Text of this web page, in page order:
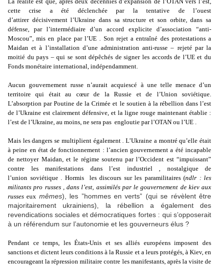
cette crise a été déclenchée par la tentative de l’ouest
d’attirer décisivement l’Ukraine dans sa structure et son orbite, dans sa
défense, par l’intermédiaire d’un accord explicite d’association “anti-
Moscou”, mis en place par l’UE . Son rejet a entraîné des protestations a
Maidan et à l’installation d’une administration anti-russe – rejeté par la
moitié du pays – qui se sont dépêchés de signer les accords de l’UE et du
Fonds monétaire international, indépendamment.
Aucun gouvernement russe n’aurait acquiescé à une telle menace d’un
territoire qui était au cœur de la Russie et de l’Union soviétique.
L’absorption par Poutine de la Crimée et le soutien à la rébellion dans l’est
de l’Ukraine est clairement défensive, et la ligne rouge maintenant établie :
l’est de l’Ukraine, au moins, ne sera pas engloutie par l’OTAN ou l’UE .
Mais les dangers se multiplient également . L’Ukraine a montré qu’elle était
à peine en état de fonctionnement : l’ancien gouvernement a été incapable
de nettoyer Maidan, et le régime soutenu par l’Occident est “impuissant”
contre les manifestations dans l’est industriel , nostalgique de
l’union soviétique . Hormis les discours sur les paramilitaires (ndlr : les
militants pro russes , dans l’est, assimilés par le gouvernement de kiev aux
russeseux mêmes), les ”hommes en verts” (qui se révèlent être
majoritairement ukrainiens), la rébellion a également des
revendications sociales et démocratiques fortes : qui s’opposerait
à un référendum sur l’autonomie et les gouverneurs élus ?
Pendant ce temps, les États-Unis et ses alliés européens imposent des
sanctions et dictent leurs conditions à la Russie et a leurs protégés, à Kiev, en
encourageant la répression militaire contre les manifestants, après la visite de